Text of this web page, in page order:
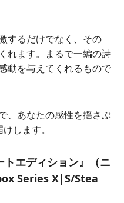
するだけでなく、その
れます。まるで一編の詩
動を与えてくれるもので
、あなたの感性を揺さぶ
します。
エディション』（ニ
Series X|S/Stea